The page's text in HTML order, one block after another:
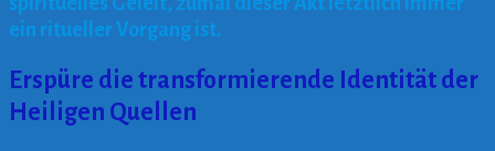
ein ritueller Vorgang ist.
Erspüre die transformierende Identität der
Heiligen Quellen